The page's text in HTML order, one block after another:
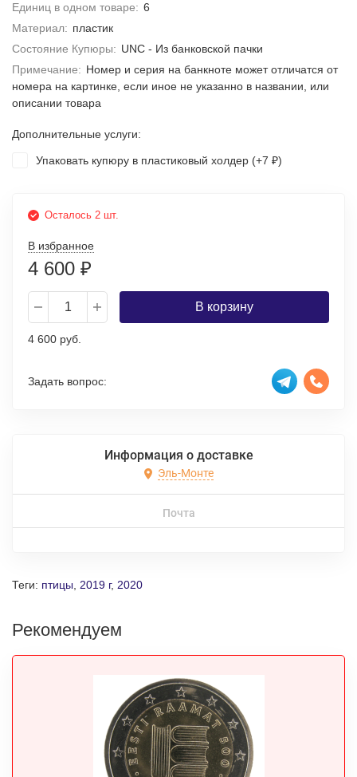
Единиц в одном товаре: 6
Материал: пластик
Состояние Купюры: UNC - Из банковской пачки
Примечание: Номер и серия на банкноте может отличатся от
номера на картинке, если иное не указанно в названии, или
описании товара
Дополнительные услуги:
Упаковать купюру в пластиковый холдер (+7 ₽)
Осталось 2 шт.
В избранное
4 600 ₽
В корзину
4 600 руб.
Задать вопрос:
Информация о доставке
Эль-Монте
Почта
Теги: птицы 2019 г, 2020
Рекомендуем